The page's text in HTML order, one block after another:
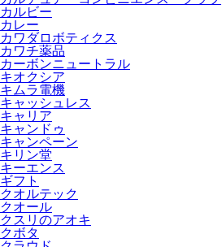
カルビー
カレー
カワダロボティクス
カワチ薬品
カーボンニュートラル
キオクシア
キムラ電機
キャッシュレス
キャリア
キャンドゥ
キャンペーン
キリン堂
キーエンス
ギフト
クオルテック
クオール
クスリのアオキ
クボタ